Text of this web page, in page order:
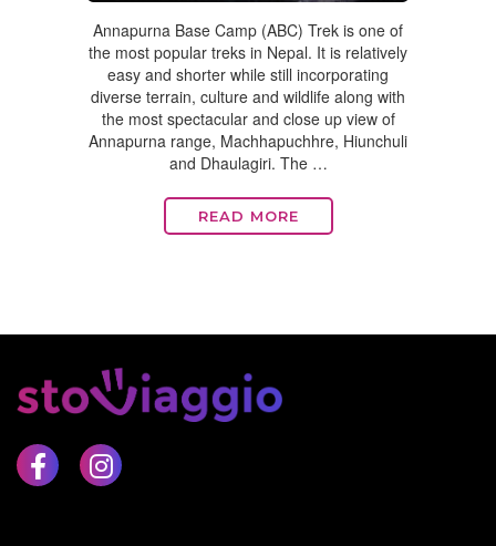
Annapurna Base Camp (ABC) Trek is one of
the most popular treks in Nepal. It is relatively
easy and shorter while still incorporating
diverse terrain, culture and wildlife along with
the most spectacular and close up view of
Annapurna range, Machhapuchhre, Hiunchuli
and Dhaulagiri. The …
READ MORE